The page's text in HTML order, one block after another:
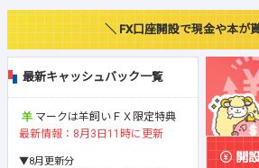
＼ FX口座開設で現金や本が
最新キャッシュバック一覧
マークは羊飼いＦＸ限定特典
最新情報：8月3日11時に更新
▼8月更新分
開